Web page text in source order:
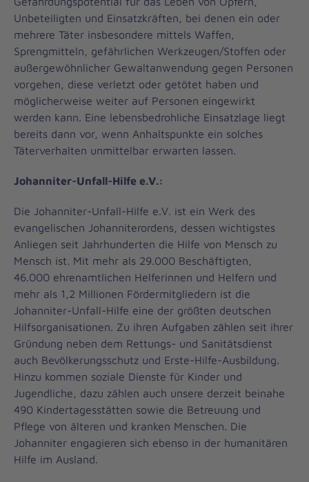
Unbeteiligten und Einsatzkräften, bei denen ein oder
mehrere Täter insbesondere mittels Waffen,
Sprengmitteln, gefährlichen Werkzeugen/Stoffen oder
außergewöhnlicher Gewaltanwendung gegen Personen
vorgehen, diese verletzt oder getötet haben und
möglicherweise weiter auf Personen eingewirkt
werden kann. Eine lebensbedrohliche Einsatzlage liegt
bereits dann vor, wenn Anhaltspunkte ein solches
Täterverhalten unmittelbar erwarten lassen.
Johanniter-Unfall-Hilfe e.V.:
Die Johanniter-Unfall-Hilfe e.V. ist ein Werk des
evangelischen Johanniterordens, dessen wichtigstes
Anliegen seit Jahrhunderten die Hilfe von Mensch zu
Mensch ist. Mit mehr als 29.000 Beschäftigten,
46.000 ehrenamtlichen Helferinnen und Helfern und
mehr als 1,2 Millionen Fördermitgliedern ist die
Johanniter-Unfall-Hilfe eine der größten deutschen
Hilfsorganisationen. Zu ihren Aufgaben zählen seit ihrer
Gründung neben dem Rettungs- und Sanitätsdienst
auch Bevölkerungsschutz und Erste-Hilfe-Ausbildung.
Hinzu kommen soziale Dienste für Kinder und
Jugendliche, dazu zählen auch unsere derzeit beinahe
490 Kindertagesstätten sowie die Betreuung und
Pflege von älteren und kranken Menschen. Die
Johanniter engagieren sich ebenso in der humanitären
Hilfe im Ausland.